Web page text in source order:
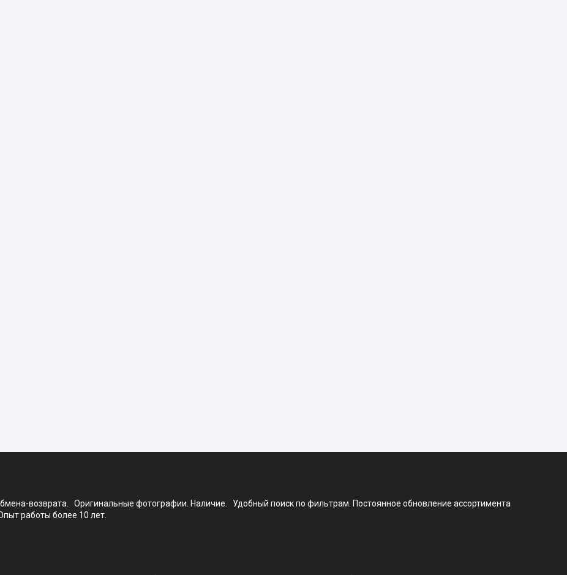
возврата. Оригинальные фотографии. Наличие. Удобный поиск по фильтрам. Постоянное обновление ассортимента
работы более 10 лет.